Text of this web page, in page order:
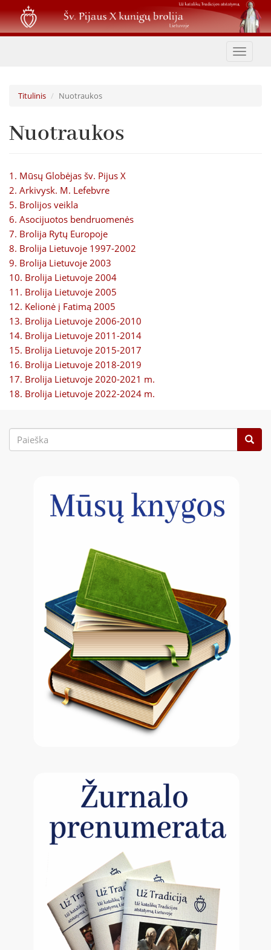
Pereiti
į
pagrindinį
Toggle
Titulinis Nuotraukos
Nuotraukos
1. Mūsų Globėjas šv. Pijus X
2. Arkivysk. M. Lefebvre
5. Brolijos veikla
6. Asocijuotos bendruomenės
7. Brolija Rytų Europoje
8. Brolija Lietuvoje 1997-2002
9. Brolija Lietuvoje 2003
10. Brolija Lietuvoje 2004
11. Brolija Lietuvoje 2005
12. Kelionė į Fatimą 2005
13. Brolija Lietuvoje 2006-2010
14. Brolija Lietuvoje 2011-2014
15. Brolija Lietuvoje 2015-2017
16. Brolija Lietuvoje 2018-2019
17. Brolija Lietuvoje 2020-2021 m.
18. Brolija Lietuvoje 2022-2024 m.
Paieškos